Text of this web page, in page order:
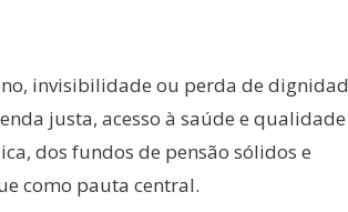
invisibilidade ou perda de
justa, acesso à saúde e qualidade
dos fundos de pensão sólidos e
como pauta central.